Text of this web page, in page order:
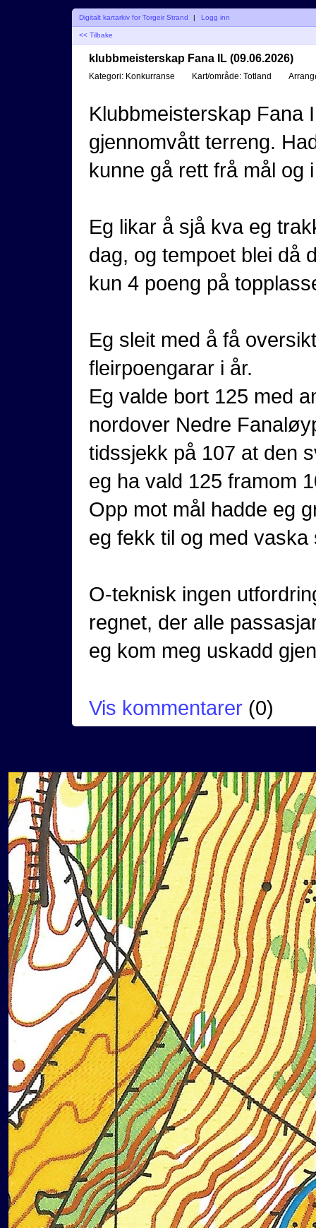
Digitalt kartarkiv for Torgeir Strand | Logg inn
<< Tilbake
klubbmeisterskap Fana IL (09.06.2026)
Kategori: Konkurranse Kart/område: Totland
Klubbmeisterskap Fana
gjennomvått terreng.
kunne gå rett frå mål og
Eg likar å sjå kva eg
dag, og tempoet blei då
kun 4 poeng på
Eg sleit med å få
fleirpoengarar i år.
Eg valde bort 125 med
nordover Nedre
tidssjekk på 107 at den
eg ha vald 125 framom
Opp mot mål hadde eg
eg fekk til og med
O-teknisk ingen
regnet, der alle
eg kom meg uskadd
Vis kommentarer (0)